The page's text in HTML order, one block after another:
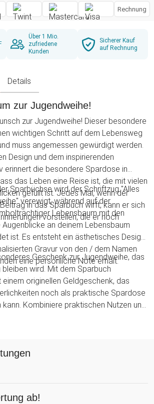
Rechnung
Über 1 Mio.
zufriedene
Kunden
Sicherer Kauf
auf Rechnung
Details
zur Jugendweihe!
zur Jugendweihe! Dieser besondere
wichtigen Schritt auf dem Lebensweg
muss angemessen gewürdigt werden.
Design und dem inspirierenden
erinnert die besondere Spardose in
das Leben eine Reise ist, die mit vielen
gefüllt ist. Jedes Mal, wenn der
in das Sparbuch wirft, kann er sich
vorstellen, die er noch
Sparbüchse wird der Schriftzug "Alles
verewigt, während auf der
Lebensbaum mit den
an deinem Lebensbaum
ist. Es entsteht ein ästhetisches Design,
Gravur von den / dem Namen
eine persönliche Note erhält.
Geschenk zur Jugendweihe, das
bleiben wird. Mit dem Sparbuch
einem originellen Geldgeschenk, das
noch als praktische Spardose
Kombiniere praktischen Nutzen und
genialen Geschenkidee zur
ab!